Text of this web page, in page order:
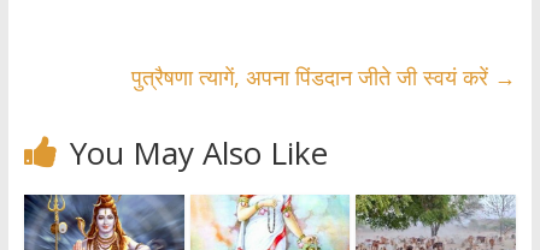
k
पुत्रैषणा त्यागें, अपना पिंडदान जीते जी स्वयं करें →
You May Also Like